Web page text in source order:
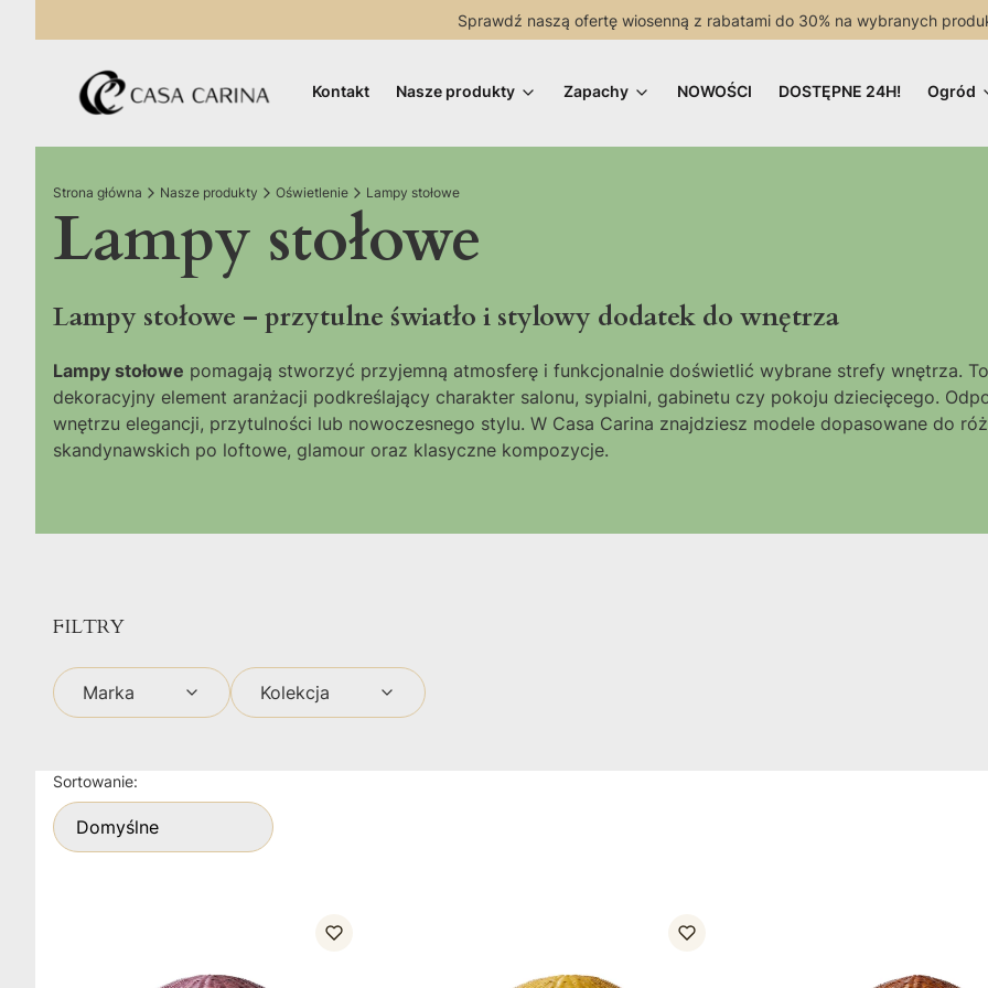
Sprawdź naszą ofertę wiosenną z rabatami do 30% na wybranych
Kontakt Nasze produkty Zapachy NOWOŚCI DOSTĘPNE 24H! Ogród
Strona główna Nasze produkty Oświetlenie Lampy stołowe
Lampy stołowe
Lampy stołowe – przytulne światło i stylowy dodatek do wnętrza
Lampy stołowe pomagają stworzyć przyjemną atmosferę i funkcjonalnie doświetlić wybrane strefy wnętrza.
dekoracyjny element aranżacji podkreślający charakter salonu, sypialni, gabinetu czy pokoju dziecięcego.
wnętrzu elegancji, przytulności lub nowoczesnego stylu. W Casa Carina znajdziesz modele dopasowane do
skandynawskich po loftowe, glamour oraz klasyczne kompozycje.
FILTRY
Marka Kolekcja
Lista produktów
Sortowanie:
Domyślne